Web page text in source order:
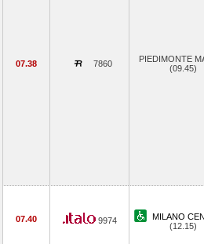
07.38 7860
PIEDIMONTE
(09.45)
07.40 9974
MILANO
(12.15)